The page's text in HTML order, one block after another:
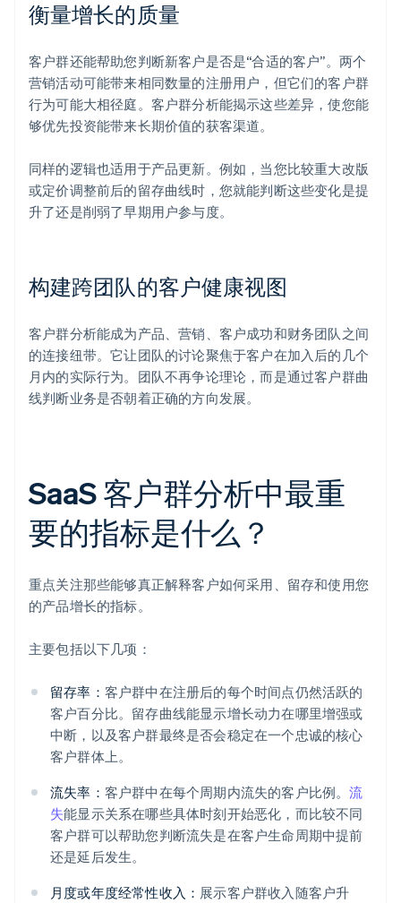
衡量增长的质量
客户群还能帮助您判断新客户是否是“合适的客户”。两个
营销活动可能带来相同数量的注册用户，但它们的客户群
行为可能大相径庭。客户群分析能揭示这些差异，使您能
够优先投资能带来长期价值的获客渠道。
同样的逻辑也适用于产品更新。例如，当您比较重大改版
或定价调整前后的留存曲线时，您就能判断这些变化是提
升了还是削弱了早期用户参与度。
构建跨团队的客户健康视图
客户群分析能成为产品、营销、客户成功和财务团队之间
的连接纽带。它让团队的讨论聚焦于客户在加入后的几个
月内的实际行为。团队不再争论理论，而是通过客户群曲
线判断业务是否朝着正确的方向发展。
SaaS 客户群分析中最重
要的指标是什么？
重点关注那些能够真正解释客户如何采用、留存和使用您
的产品增长的指标。
主要包括以下几项：
留存率： 客户群中在注册后的每个时间点仍然活跃的
客户百分比。留存曲线能显示增长动力在哪里增强或
中断，以及客户群最终是否会稳定在一个忠诚的核心
客户群体上。
流失率： 客户群中在每个周期内流失的客户比例。流
失能显示关系在哪些具体时刻开始恶化，而比较不同
客户群可以帮助您判断流失是在客户生命周期中提前
还是延后发生。
月度或年度经常性收入： 展示客户群收入随客户升